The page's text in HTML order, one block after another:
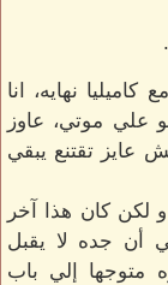
نهايه، انا
علي موتي، عاوز
عايز تقتنع يبقي
لكن كان هذا آخر
أن جده لا يقبل
متوجها إلي باب